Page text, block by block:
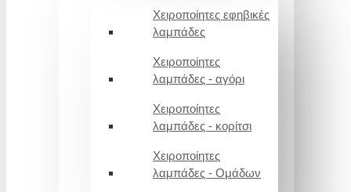
Χειροποίητες εφηβικές
λαμπάδες
Χειροποίητες
λαμπάδες - αγόρι
Χειροποίητες
λαμπάδες - κορίτσι
Χειροποίητες
λαμπάδες - Ομάδων